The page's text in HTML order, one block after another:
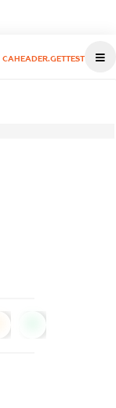
CAHEADER.GETTEST